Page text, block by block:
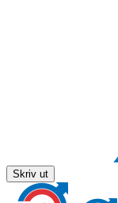
Skriv ut